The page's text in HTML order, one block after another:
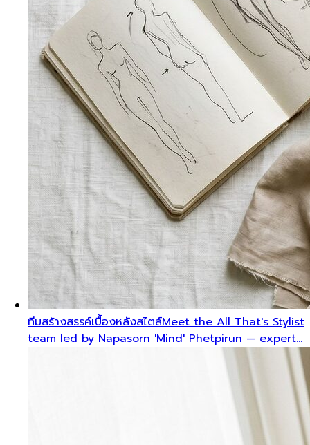
ทีมสร้างสรรค์เบื้องหลังสไตล์Meet the All That's Stylist
team led by Napasorn 'Mind' Phetpirun — expert…